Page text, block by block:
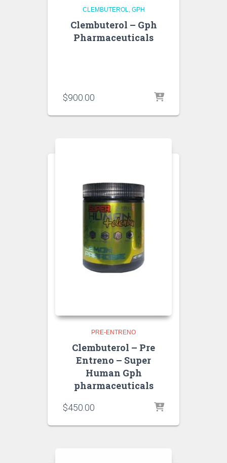
CLEMBUTEROL GPH
Clembuterol – Gph
Pharmaceuticals
$900.00
PRE-ENTRENO
Clembuterol – Pre
Entreno – Super
Human Gph
pharmaceuticals
$450.00